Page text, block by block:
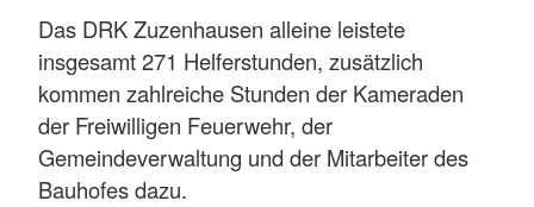
Das DRK Zuzenhausen alleine leistete
insgesamt 271 Helferstunden, zusätzlich
kommen zahlreiche Stunden der Kameraden
der Freiwilligen Feuerwehr, der
Gemeindeverwaltung und der Mitarbeiter des
Bauhofes dazu.